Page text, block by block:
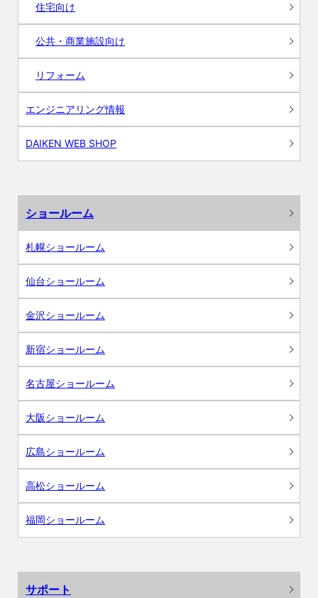
住宅向け
公共・商業施設向け
リフォーム
エンジニアリング情報
DAIKEN WEB SHOP
ショールーム
札幌ショールーム
仙台ショールーム
金沢ショールーム
新宿ショールーム
名古屋ショールーム
大阪ショールーム
広島ショールーム
高松ショールーム
福岡ショールーム
サポート